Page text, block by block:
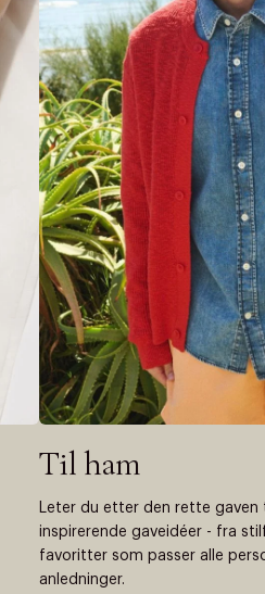
Til ham
Leter du etter den rette gaven
inspirerende gaveidéer - fra
favoritter som passer alle
anledninger.